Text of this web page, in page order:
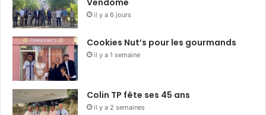
il y a 6 jours
Cookies Nut’s pour les gourmands
il y a 1 semaine
Colin TP fête ses 45 ans
il y a 2 semaines